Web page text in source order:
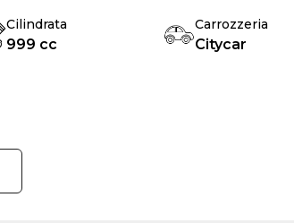
Cilindrata
999 cc
Carrozzeria
Citycar